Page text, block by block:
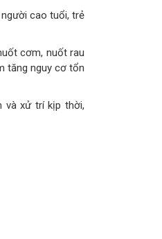
cao tuổi, trẻ
cơm, nuốt rau
tăng nguy cơ tổn
và xử trí kịp thời,